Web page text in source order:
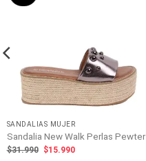
SANDALIAS MUJER
Sandalia New Walk Perlas Pewter
$31.990
El
$15.990El